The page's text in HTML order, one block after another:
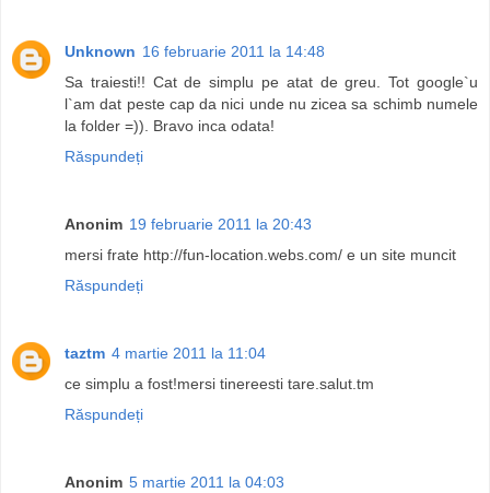
Unknown 16 februarie 2011 la 14:48
Sa traiesti!! Cat de simplu pe atat de greu. Tot google`u
l`am dat peste cap da nici unde nu zicea sa schimb numele
la folder =)). Bravo inca odata!
Răspundeți
Anonim 19 februarie 2011 la 20:43
mersi frate http://fun-location.webs.com/ e un site muncit
Răspundeți
taztm 4 martie 2011 la 11:04
ce simplu a fost!mersi tinereesti tare.salut.tm
Răspundeți
Anonim 5 martie 2011 la 04:03